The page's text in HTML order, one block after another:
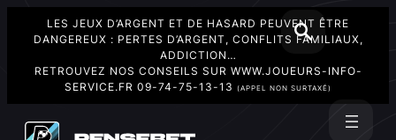
LES JEUX D’ARGENT ET DE HASARD PEUVENT ÊTRE
DANGEREUX : PERTES D’ARGENT, CONFLITS FAMILIAUX,
ADDICTION…
RETROUVEZ NOS CONSEILS SUR WWW.JOUEURS-INFO-
SERVICE.FR 09-74-75-13-13 (APPEL NON SURTAXÉ)